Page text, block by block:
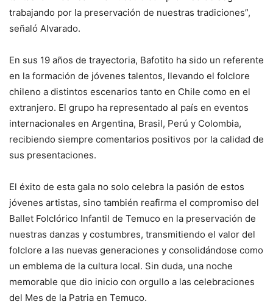
trabajando por la preservación de nuestras tradiciones”,
señaló Alvarado.
En sus 19 años de trayectoria, Bafotito ha sido un referente
en la formación de jóvenes talentos, llevando el folclore
chileno a distintos escenarios tanto en Chile como en el
extranjero. El grupo ha representado al país en eventos
internacionales en Argentina, Brasil, Perú y Colombia,
recibiendo siempre comentarios positivos por la calidad de
sus presentaciones.
El éxito de esta gala no solo celebra la pasión de estos
jóvenes artistas, sino también reafirma el compromiso del
Ballet Folclórico Infantil de Temuco en la preservación de
nuestras danzas y costumbres, transmitiendo el valor del
folclore a las nuevas generaciones y consolidándose como
un emblema de la cultura local. Sin duda, una noche
memorable que dio inicio con orgullo a las celebraciones
del Mes de la Patria en Temuco.